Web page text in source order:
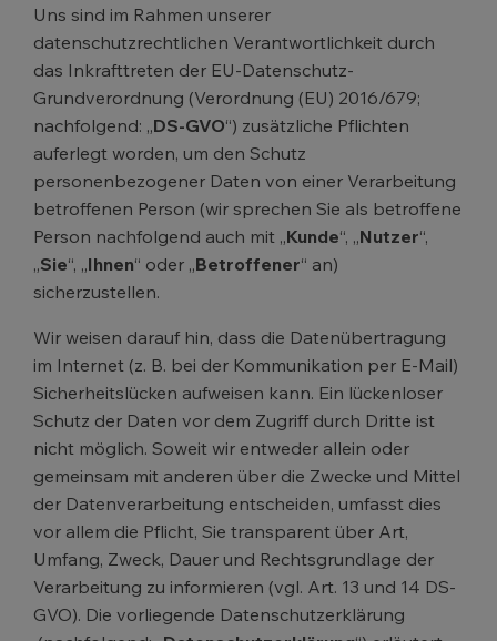
Uns sind im Rahmen unserer
datenschutzrechtlichen Verantwortlichkeit durch
das Inkrafttreten der EU-Datenschutz-
Grundverordnung (Verordnung (EU) 2016/679;
nachfolgend: „DS-GVO“) zusätzliche Pflichten
auferlegt worden, um den Schutz
personenbezogener Daten von einer Verarbeitung
betroffenen Person (wir sprechen Sie als betroffene
Person nachfolgend auch mit „Kunde“, „Nutzer“,
„Sie“, „Ihnen“ oder „Betroffener“ an)
sicherzustellen.
Wir weisen darauf hin, dass die Datenübertragung
im Internet (z. B. bei der Kommunikation per E-Mail)
Sicherheitslücken aufweisen kann. Ein lückenloser
Schutz der Daten vor dem Zugriff durch Dritte ist
nicht möglich. Soweit wir entweder allein oder
gemeinsam mit anderen über die Zwecke und Mittel
der Datenverarbeitung entscheiden, umfasst dies
vor allem die Pflicht, Sie transparent über Art,
Umfang, Zweck, Dauer und Rechtsgrundlage der
Verarbeitung zu informieren (vgl. Art. 13 und 14 DS-
GVO). Die vorliegende Datenschutzerklärung